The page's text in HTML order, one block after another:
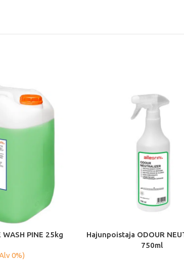
PINE 25kg
0%)
Hajunpoistaja ODOUR
750ml